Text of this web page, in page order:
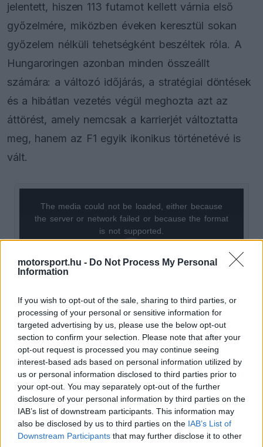
motorsport.hu - Do Not Process My Personal
Information
If you wish to opt-out of the sale, sharing to third parties, or
processing of your personal or sensitive information for
targeted advertising by us, please use the below opt-out
section to confirm your selection. Please note that after your
opt-out request is processed you may continue seeing
interest-based ads based on personal information utilized by
us or personal information disclosed to third parties prior to
your opt-out. You may separately opt-out of the further
disclosure of your personal information by third parties on the
IAB’s list of downstream participants. This information may
also be disclosed by us to third parties on the IAB’s List of
Downstream Participants that may further disclose it to other
jelentett, hiszen 113 futamot kellett várnia első
győzelmére, miközben éveken keresztül sokan
győzelem nélküli tehetségként beszéltek róla. A
Hungaroringen azonban minden összeállt
számára: a változó időjárás, a stratégiai döntések
és a hibátlan vezetés végül meghozta azt az
áttörést, amely nemcsak a karrierjét változtatta
meg, hanem az F1 egyik ikonikus történetévé is
vált.
loading.
modal
The media could not be loaded, either because
the server or network failed or because the format
is not supported.
Button rendkívül őszintén beszélt az utolsó körök
érzéseiről. „Az utolsó néhány kör volt a legjobb
érzés. 30 másodperccel vezettem, és nem
akartam, hogy vége legyen annak a pillanatnak.”
Ezek a mondatok különösen erősen hatottak a
rajongókra, hiszen ritkán hallani ennyire személyes